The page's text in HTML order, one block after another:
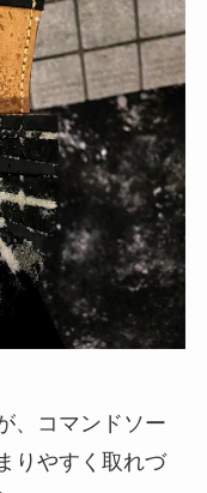
、コマンドソー
りやすく取れづ